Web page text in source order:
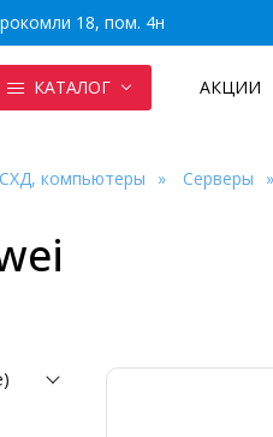
18, пом. 4н
КАТАЛОГ АКЦИИ
компьютеры Серверы